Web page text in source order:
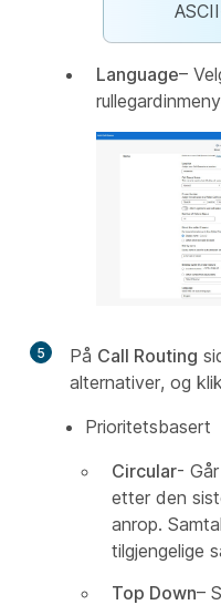
Language–
5 På Call Routing
alternativer, og
Prioritetsbasert
Circular-
etter den
anrop.
tilgjengelige
Top Down–